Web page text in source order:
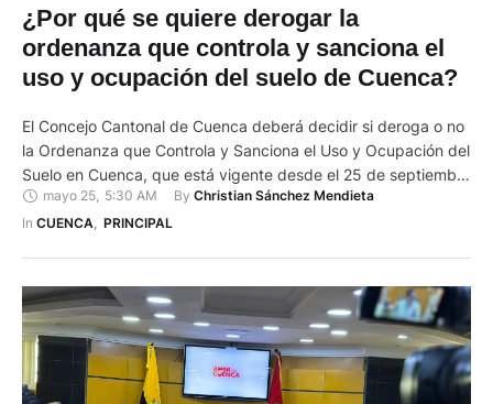
¿Por qué se quiere derogar la
ordenanza que controla y sanciona el
uso y ocupación del suelo de Cuenca?
El Concejo Cantonal de Cuenca deberá decidir si deroga o no
la Ordenanza que Controla y Sanciona el Uso y Ocupación del
Suelo en Cuenca, que está vigente desde el 25 de septiembre
de 2024 y que establece lotes mínimos para construcción El
concejo aprobó este cuerpo legal el 12 de septiembre de
mayo 25 5:30 AM By Christian Sánchez Mendieta
In CUENCA, PRINCIPAL